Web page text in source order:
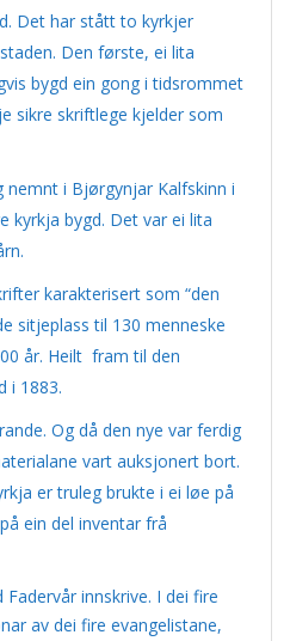
Det har stått to kyrkjer
Den første, ei lita
bygd ein gong i tidsrommet
sikre skriftlege kjelder som
i Bjørgynjar Kalfskinn i
kyrkja bygd. Det var ei lita
karakterisert som “den
sitjeplass til 130 menneske
år. Heilt fram til den
i 1883.
Og då den nye var ferdig
vart auksjonert bort.
er truleg brukte i ei løe på
ein del inventar frå
innskrive. I dei fire
av dei fire evangelistane,